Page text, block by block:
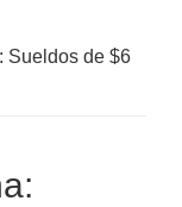
Sueldos de $6